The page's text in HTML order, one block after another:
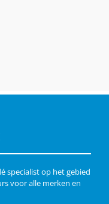
specialist op het gebied
voor alle merken en